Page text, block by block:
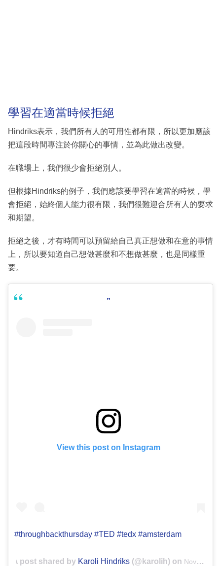
學習在適當時候拒絕
Hindriks表示，我們所有人的可用性都有限，所以更加應該
把這段時間專注於你關心的事情，並為此做出改變。
在職場上，我們很少會拒絕別人。
但根據Hindriks的例子，我們應該要學習在適當的時候，學
會拒絕，始終個人能力很有限，我們很難迎合所有人的要求
和期望。
拒絕之後，才有時間可以預留給自己真正想做和在意的事情
上，所以要知道自己想做甚麼和不想做甚麼，也是同樣重
要。
View this post on Instagram
#throughbackthursday #TED #tedx #amsterdam
A post shared by Karoli Hindriks(@karolih) on Nov 4, 2017 at 12:19pm PDT